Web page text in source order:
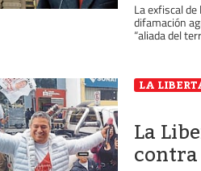
La exfiscal
difamación
“aliada del
LA
La